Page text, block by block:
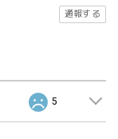
通報する
5